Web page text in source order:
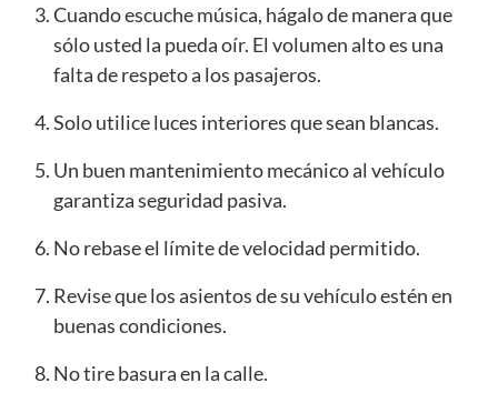
Cuando escuche música, hágalo de manera que
sólo usted la pueda oír. El volumen alto es una
falta de respeto a los pasajeros.
Solo utilice luces interiores que sean blancas.
Un buen mantenimiento mecánico al vehículo
garantiza seguridad pasiva.
No rebase el límite de velocidad permitido.
Revise que los asientos de su vehículo estén en
buenas condiciones.
No tire basura en la calle.